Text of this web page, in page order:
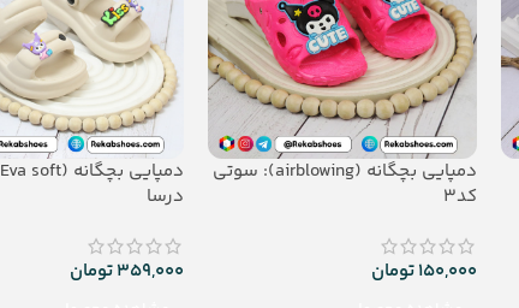
تعداد در کارتن: 24 جفت
جنس: EVA
دمپایی بچگانه (airblowing): سوتی
کد3
150,000تومان
درسا
359,000تومان